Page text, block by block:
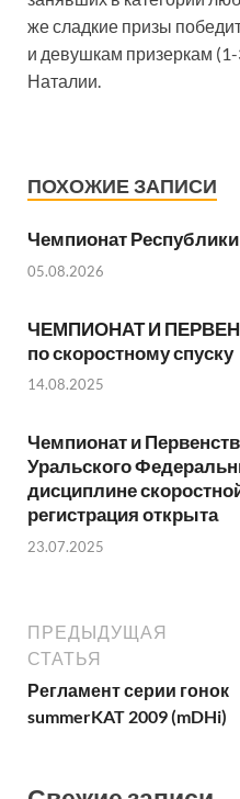
же сладкие призы
и девушкам призеркам
Наталии.
ПОХОЖИЕ ЗАПИСИ
Чемпионат
05.08.2026
ЧЕМПИОНАТ И
по скоростному спуску
14.08.2025
Чемпионат и
Уральского
дисциплине
регистрация открыта
23.07.2025
ПРЕДЫДУЩАЯ
СТАТЬЯ
Регламент серии гонок
summerKAT 2009 (mDHi)